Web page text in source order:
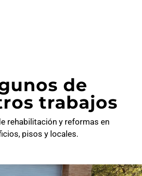
trabajos
rehabilitación y reformas en
pisos y locales.